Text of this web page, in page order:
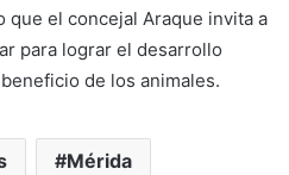
que el concejal Araque invita a
para lograr el desarrollo
de los animales.
Mérida